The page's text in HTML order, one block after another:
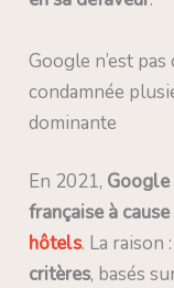
Google n’est
condamnée
dominante
En 2021, Google
française à cause
hôtels. La raison :
critères, basés